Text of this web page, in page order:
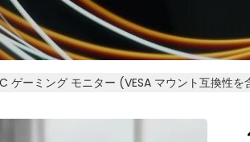
ゲーミング モニター (VESA マウント互換性